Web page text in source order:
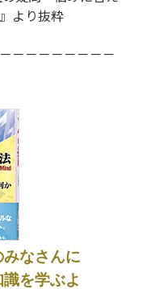
より抜粋
－－－－－－－－
なさんに
を学ぶよ